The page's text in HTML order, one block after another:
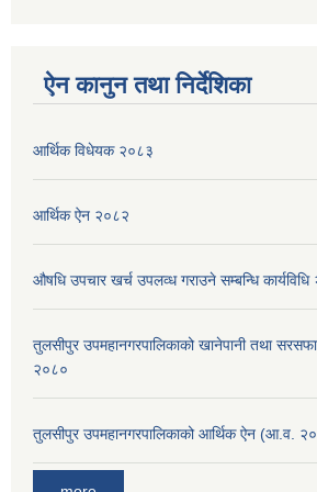
ऐन कानुन तथा निर्देशिका
आर्थिक विधेयक २०८३
आर्थिक ऐन २०८२
औषधि उपचार खर्च उपलव्ध गराउने सम्बन्धि
तुलसीपुर उपमहानगरपालिकाको खानेपानी तथा
२०८०
तुलसीपुर उपमहानगरपालिकाको आर्थिक ऐन (आ.व.